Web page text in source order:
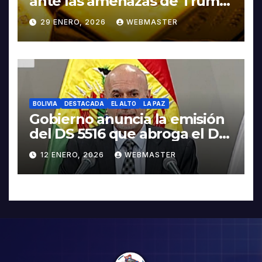
contra Irán
29 ENERO, 2026 WEBMASTER
BOLIVIA DESTACADA EL ALTO LA PAZ
Gobierno anuncia la emisión
del DS 5516 que abroga el DS
5503
12 ENERO, 2026 WEBMASTER